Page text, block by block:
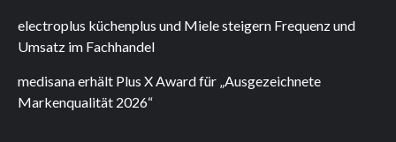
electroplus küchenplus und Miele steigern Frequenz und
Umsatz im Fachhandel
medisana erhält Plus X Award für „Ausgezeichnete
Markenqualität 2026“